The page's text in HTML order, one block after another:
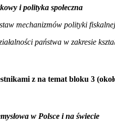
i polityka społeczna
mechanizmów polityki
państwa w zakresie
z na temat bloku 3
w Polsce i na świecie